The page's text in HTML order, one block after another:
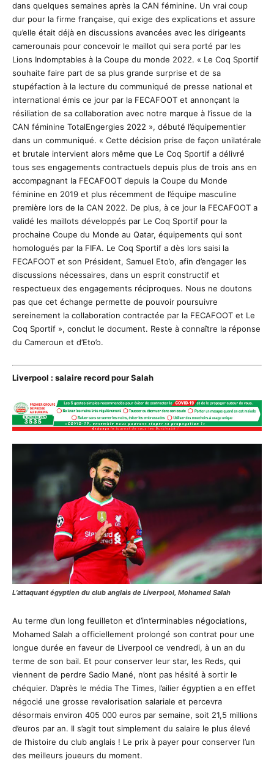
dans quelques semaines après la CAN féminine. Un vrai coup
dur pour la firme française, qui exige des explications et assure
qu’elle était déjà en discussions avancées avec les dirigeants
camerounais pour concevoir le maillot qui sera porté par les
Lions Indomptables à la Coupe du monde 2022. « Le Coq Sportif
souhaite faire part de sa plus grande surprise et de sa
stupéfaction à la lecture du communiqué de presse national et
international émis ce jour par la FECAFOOT et annonçant la
résiliation de sa collaboration avec notre marque à l’issue de la
CAN féminine TotalEngergies 2022 », débuté l’équipementier
dans un communiqué. « Cette décision prise de façon unilatérale
et brutale intervient alors même que Le Coq Sportif a délivré
tous ses engagements contractuels depuis plus de trois ans en
accompagnant la FECAFOOT depuis la Coupe du Monde
féminine en 2019 et plus récemment de l’équipe masculine
première lors de la CAN 2022. De plus, à ce jour la FECAFOOT a
validé les maillots développés par Le Coq Sportif pour la
prochaine Coupe du Monde au Qatar, équipements qui sont
homologués par la FIFA. Le Coq Sportif a dès lors saisi la
FECAFOOT et son Président, Samuel Eto’o, afin d’engager les
discussions nécessaires, dans un esprit constructif et
respectueux des engagements réciproques. Nous ne doutons
pas que cet échange permette de pouvoir poursuivre
sereinement la collaboration contractée par la FECAFOOT et Le
Coq Sportif », conclut le document. Reste à connaître la réponse
du Cameroun et d’Eto’o.
Liverpool : salaire record pour Salah
L’attaquant égyptien du club anglais de Liverpool, Mohamed Salah
Au terme d’un long feuilleton et d’interminables négociations,
Mohamed Salah a officiellement prolongé son contrat pour une
longue durée en faveur de Liverpool ce vendredi, à un an du
terme de son bail. Et pour conserver leur star, les Reds, qui
viennent de perdre Sadio Mané, n’ont pas hésité à sortir le
chéquier. D’après le média The Times, l’ailier égyptien a en effet
négocié une grosse revalorisation salariale et percevra
désormais environ 405 000 euros par semaine, soit 21,5 millions
d’euros par an. Il s’agit tout simplement du salaire le plus élevé
de l’histoire du club anglais ! Le prix à payer pour conserver l’un
des meilleurs joueurs du moment.